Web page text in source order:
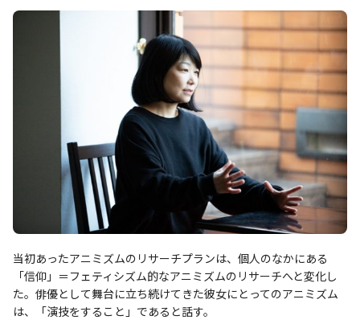
当初あったアニミズムのリサーチプランは、個人のなかにある
「信仰」＝フェティシズム的なアニミズムのリサーチへと変化し
た。俳優として舞台に立ち続けてきた彼女にとってのアニミズム
は、「演技をすること」であると話す。